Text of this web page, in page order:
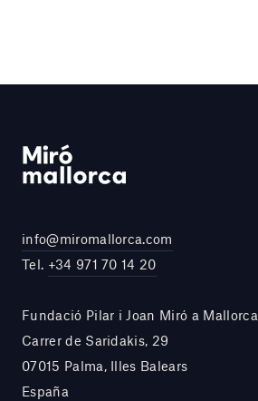
info@miromallorca.com
Tel. +34 971 70 14 20
Fundació Pilar i Joan Miró a Mallorca
Carrer de Saridakis, 29
07015 Palma, Illes Balears
España